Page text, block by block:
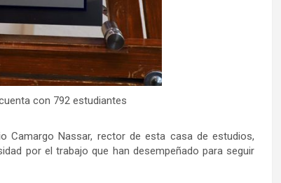
con 792 estudiantes
Camargo Nassar, rector de esta casa de estudios,
por el trabajo que han desempeñado para seguir